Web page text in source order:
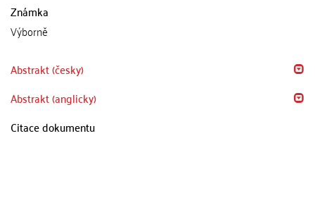
Známka
Výborně
Abstrakt (česky)
Abstrakt (anglicky)
Citace dokumentu